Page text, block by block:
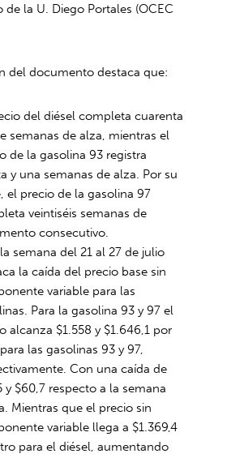
de la U. Diego Portales (OCEC
del documento destaca que:
del diésel completa cuarenta
semanas de alza, mientras el
de la gasolina 93 registra
y una semanas de alza. Por su
el precio de la gasolina 97
veintiséis semanas de
consecutivo.
semana del 21 al 27 de julio
la caída del precio base sin
variable para las
Para la gasolina 93 y 97 el
alcanza $1.558 y $1.646,1 por
las gasolinas 93 y 97,
Con una caída de
y $60,7 respecto a la semana
Mientras que el precio sin
variable llega a $1.369,4
para el diésel, aumentando